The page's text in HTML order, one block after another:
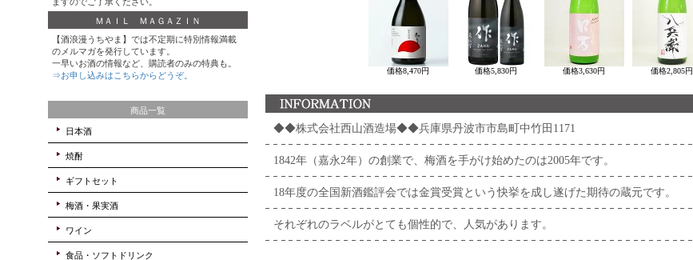
価格8,470円 価格5,830円 価格3,630円 価格2,805円
◆◆株式会社西山酒造場◆◆兵庫県丹波市市島町中竹田1171
1842年（嘉永2年）の創業で、梅酒を手がけ始めたのは2005年です。
18年度の全国新酒鑑評会では金賞受賞という快挙を成し遂げた期待の蔵元です。
それぞれのラベルがとても個性的で、人気があります。